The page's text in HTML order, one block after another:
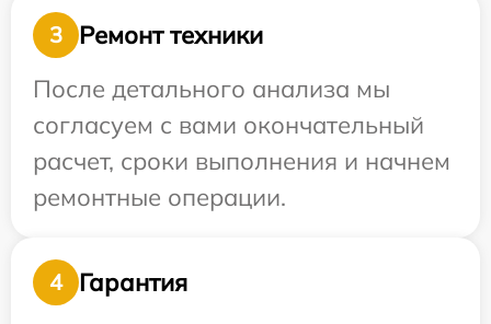
3
Ремонт техники
После детального анализа мы
согласуем с вами окончательный
расчет, сроки выполнения и начнем
ремонтные операции.
4
Гарантия